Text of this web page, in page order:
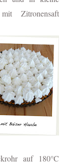
Zitronensaft
auf 180°C